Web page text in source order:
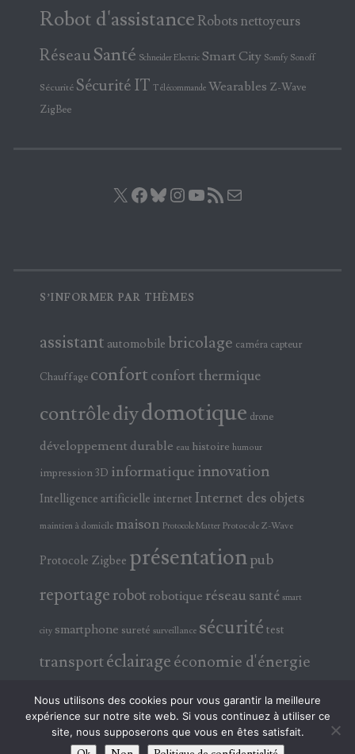
Robot d'assistance Robots nettoyeurs
RéseauSanté Schneider Electric Smart City Somfy Sonoff
Sécurité Sécurité IT Télécommande Wearables Z-Wave
ZigBee
X Facebook
Bluesky
Instagram
YouTube
Flux RSS
S’INFORMER PAR THÈMES
assistant automobile bricolage caméra capteur
Chauffage confort confort thermique
contrôlediydomotique drone
développement durable eau histoire humour
impression 3D informatique innovation
Intelligence artificielle internet Internet des objets
maintien à domicile maison Protocole Matter Protocole Z-Wave
Protocole Zigbee présentationpub
reportage robot robotique réseau santé smart
city smartphone sureté surveillance sécurité test
transportéclairageéconomie d'énergie
électricité électronique
Nous utilisons des cookies pour vous garantir la meilleure
expérience sur notre site web. Si vous continuez à utiliser ce
site, nous supposerons que vous en êtes satisfait.